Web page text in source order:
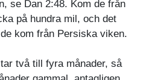
se Dan 2:48. Kom de från
på hundra mil, och det
kom från Persiska viken.
två till fyra månader, så